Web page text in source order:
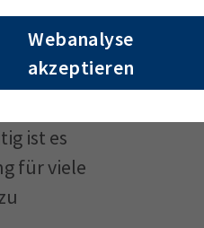
Webanalyse
akzeptieren
jetzt
ist es
für viele